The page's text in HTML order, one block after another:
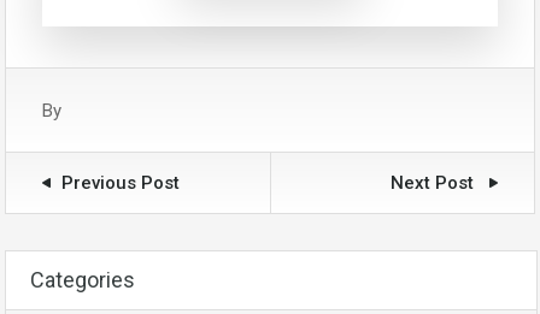
By
Previous Post Next Post
Categories